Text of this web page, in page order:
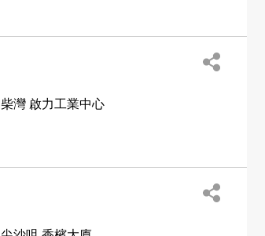
柴灣 啟力工業中心